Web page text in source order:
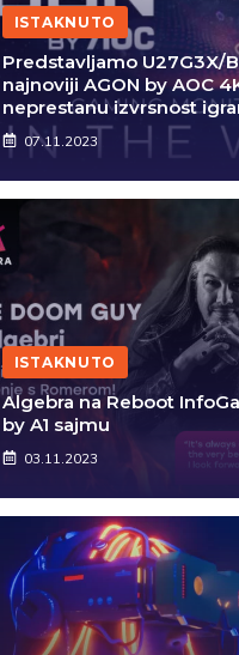
ISTAKNUTO
Predstavljamo U27G3X/
najnoviji AGON by AOC
neprestanu izvrsnost
07.11.2023
ISTAKNUTO
Algebra na Reboot
by A1 sajmu
03.11.2023